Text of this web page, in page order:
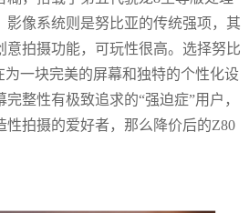
影像系统则是努比亚的传统强项，其
意拍摄功能，可玩性很高。选择努比
为一块完美的屏幕和独特的个性化设
整性有极致追求的“强迫症”用户，
性拍摄的爱好者，那么降价后的Z80